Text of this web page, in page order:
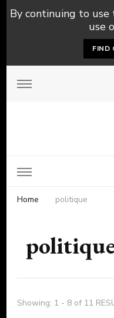
By continuing to
use
FIND
Home politique
Showing: 1 - 8 of 11